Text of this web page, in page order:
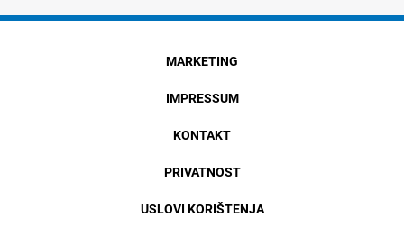
MARKETING
IMPRESSUM
KONTAKT
PRIVATNOST
USLOVI KORIŠTENJA